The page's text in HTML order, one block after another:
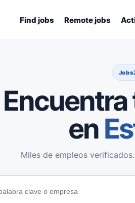
Find jobs Remote jobs
en
Miles de empleos